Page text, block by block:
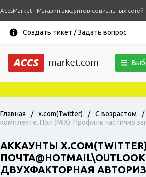
AccsMarket - Магазин аккаунтов социальных сетей
Создать тикет / Задать вопрос
Главная / x.com(Twitter) / С возрастом /
комплекте. Пол (MIX). Профиль частично
АККАУНТЫ
ДВУХФАКТОРНАЯ